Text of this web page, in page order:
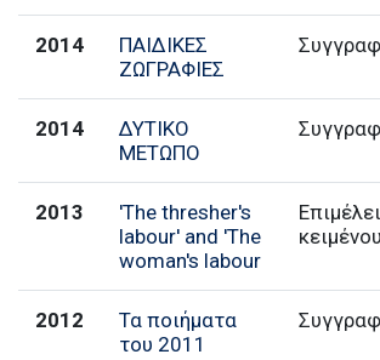
2014
ΠΑΙΔΙΚΕΣ
ΖΩΓΡΑΦΙΕΣ
2014
ΔΥΤΙΚΟ
ΜΕΤΩΠΟ
2013
'The thresher's
labour' and 'The
woman's labour
κειμένου
2012
Τα ποιήματα
του 2011